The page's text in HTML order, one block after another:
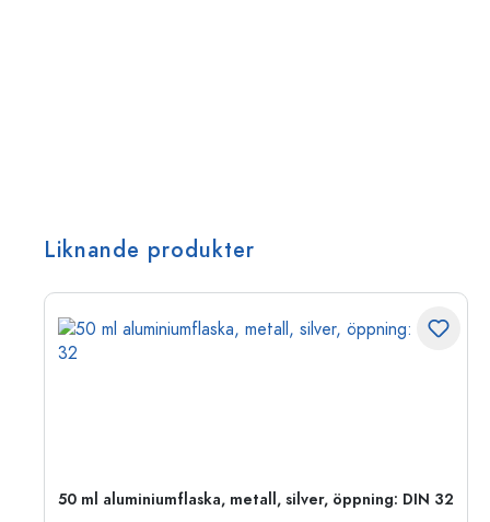
Liknande produkter
50 ml aluminiumflaska, metall, silver, öppning: DIN 32